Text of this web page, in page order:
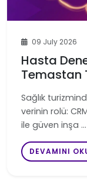
09 July 2026
Hasta
Temastan
Sağlık
verinin rolü:
ile güven inşa …
DEVAMINI